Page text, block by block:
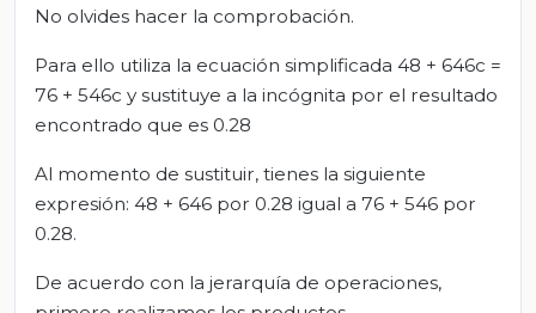
No olvides hacer la comprobación.
Para ello utiliza la ecuación simplificada 48 + 646c =
76 + 546c y sustituye a la incógnita por el resultado
encontrado que es 0.28
Al momento de sustituir, tienes la siguiente
expresión: 48 + 646 por 0.28 igual a 76 + 546 por
0.28.
De acuerdo con la jerarquía de operaciones,